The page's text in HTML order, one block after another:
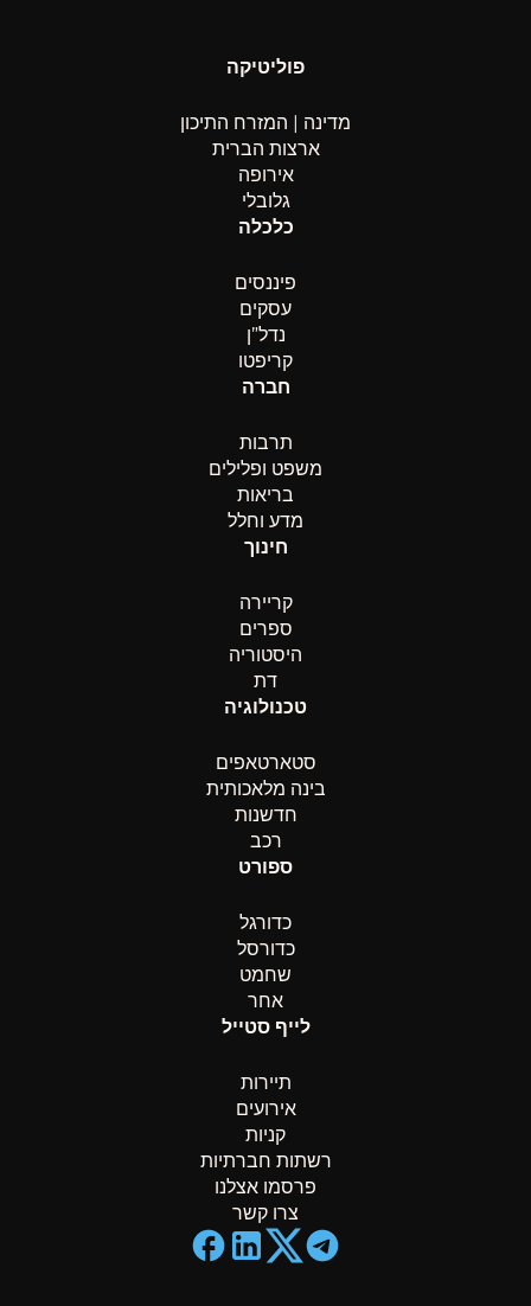
פוליטיקה
מדינה | המזרח התיכון
ארצות הברית
אירופה
גלובלי
כלכלה
פיננסים
עסקים
נדל”ן
קריפטו
חברה
תרבות
משפט ופלילים
בריאות
מדע וחלל
חינוך
קריירה
ספרים
היסטוריה
דת
טכנולוגיה
סטארטאפים
בינה מלאכותית
חדשנות
רכב
ספורט
כדורגל
כדורסל
שחמט
אחר
לייף סטייל
תיירות
אירועים
קניות
רשתות חברתיות
פרסמו אצלנו
צרו קשר